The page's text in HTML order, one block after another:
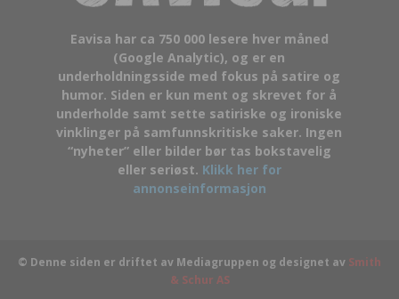
Eavisa har ca 750 000 lesere hver måned
(Google Analytic), og er en
underholdningsside med fokus på satire og
humor. Siden er kun ment og skrevet for å
underholde samt sette satiriske og ironiske
vinklinger på samfunnskritiske saker. Ingen
“nyheter” eller bilder bør tas bokstavelig
eller seriøst. Klikk her for
annonseinformasjon
© Denne siden er driftet av Mediagruppen og designet av Smith
& Schur AS